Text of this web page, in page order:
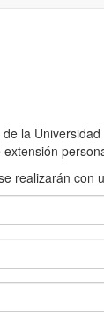
la
realizarán con